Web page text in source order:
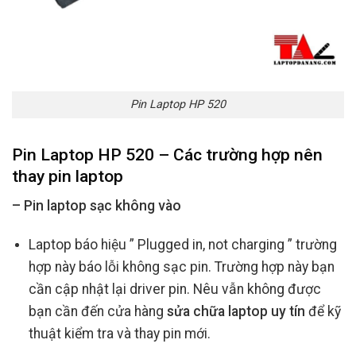
Pin Laptop HP 520
Pin Laptop HP 520 – Các trường hợp nên
thay pin laptop
– Pin laptop sạc không vào
Laptop báo hiệu ” Plugged in, not charging ” trường
hợp này báo lỗi không sạc pin. Trường hợp này bạn
cần cập nhật lại driver pin. Nêu vẫn không được
bạn cần đến cửa hàng sửa chữa laptop uy tín để kỹ
thuật kiểm tra và thay pin mới.